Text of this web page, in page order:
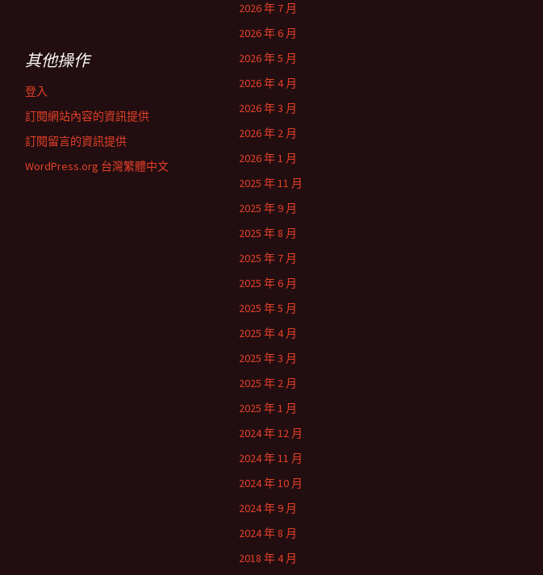
2026 年 7 月
2026 年 6 月
2026 年 5 月
2026 年 4 月
2026 年 3 月
2026 年 2 月
2026 年 1 月
2025 年 11 月
2025 年 9 月
2025 年 8 月
2025 年 7 月
2025 年 6 月
2025 年 5 月
2025 年 4 月
2025 年 3 月
2025 年 2 月
2025 年 1 月
2024 年 12 月
2024 年 11 月
2024 年 10 月
2024 年 9 月
2024 年 8 月
2018 年 4 月
其他操作
登入
訂閱網站內容的資訊提供
訂閱留言的資訊提供
WordPress.org 台灣繁體中文